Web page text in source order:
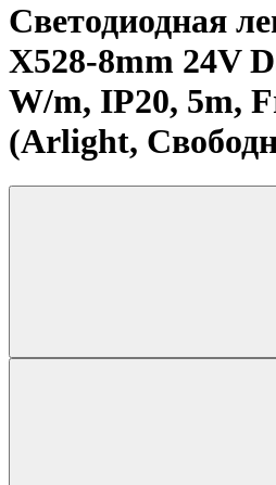
Светодиодная
X528-8mm 24V
W/m, IP20, 5m,
(Arlight,